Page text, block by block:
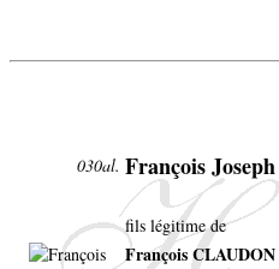
030al. François
fils légitime de
François CLAUDON